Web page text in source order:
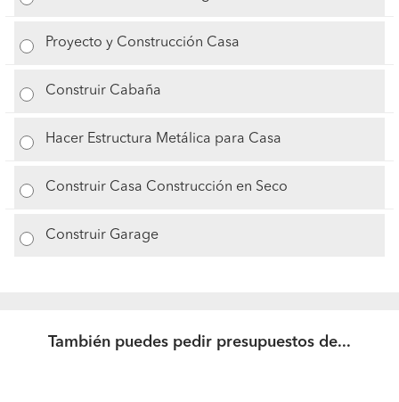
Proyecto y Construcción Casa
Construir Cabaña
Hacer Estructura Metálica para Casa
Construir Casa Construcción en Seco
Construir Garage
También puedes pedir presupuestos de...